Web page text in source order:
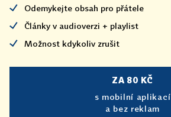
Odemykejte obsah pro přátele
Články v audioverzi + playlist
Možnost kdykoliv zrušit
ZA 80 KČ
s mobilní aplikací
a bez reklam